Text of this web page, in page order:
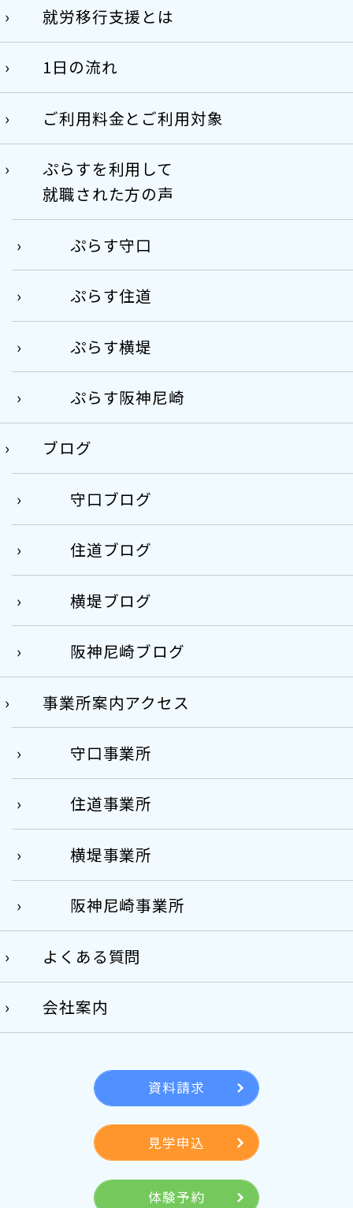
就労移行支援とは
1日の流れ
ご利用料金とご利用対象
ぷらすを利用して
就職された方の声
ぷらす守口
ぷらす住道
ぷらす横堤
ぷらす阪神尼崎
ブログ
守口ブログ
住道ブログ
横堤ブログ
阪神尼崎ブログ
事業所案内アクセス
守口事業所
住道事業所
横堤事業所
阪神尼崎事業所
よくある質問
会社案内
資料請求
見学申込
体験予約